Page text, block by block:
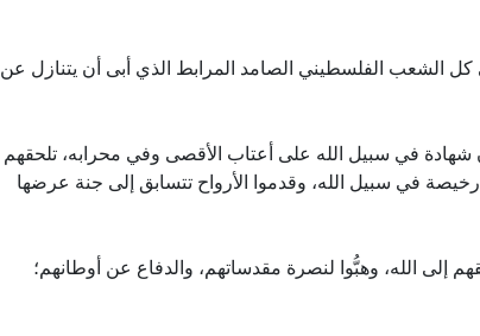
كل الشعب الفلسطيني الصامد المرابط الذي أبى أن يتنازل عن
شهادة في سبيل الله على أعتاب الأقصى وفي محرابه، تلحقهم
رخيصة في سبيل الله، وقدموا الأرواح تتسابق إلى جنة عرضها
إلى الله، وهبُّوا لنصرة مقدساتهم، والدفاع عن أوطانهم؛